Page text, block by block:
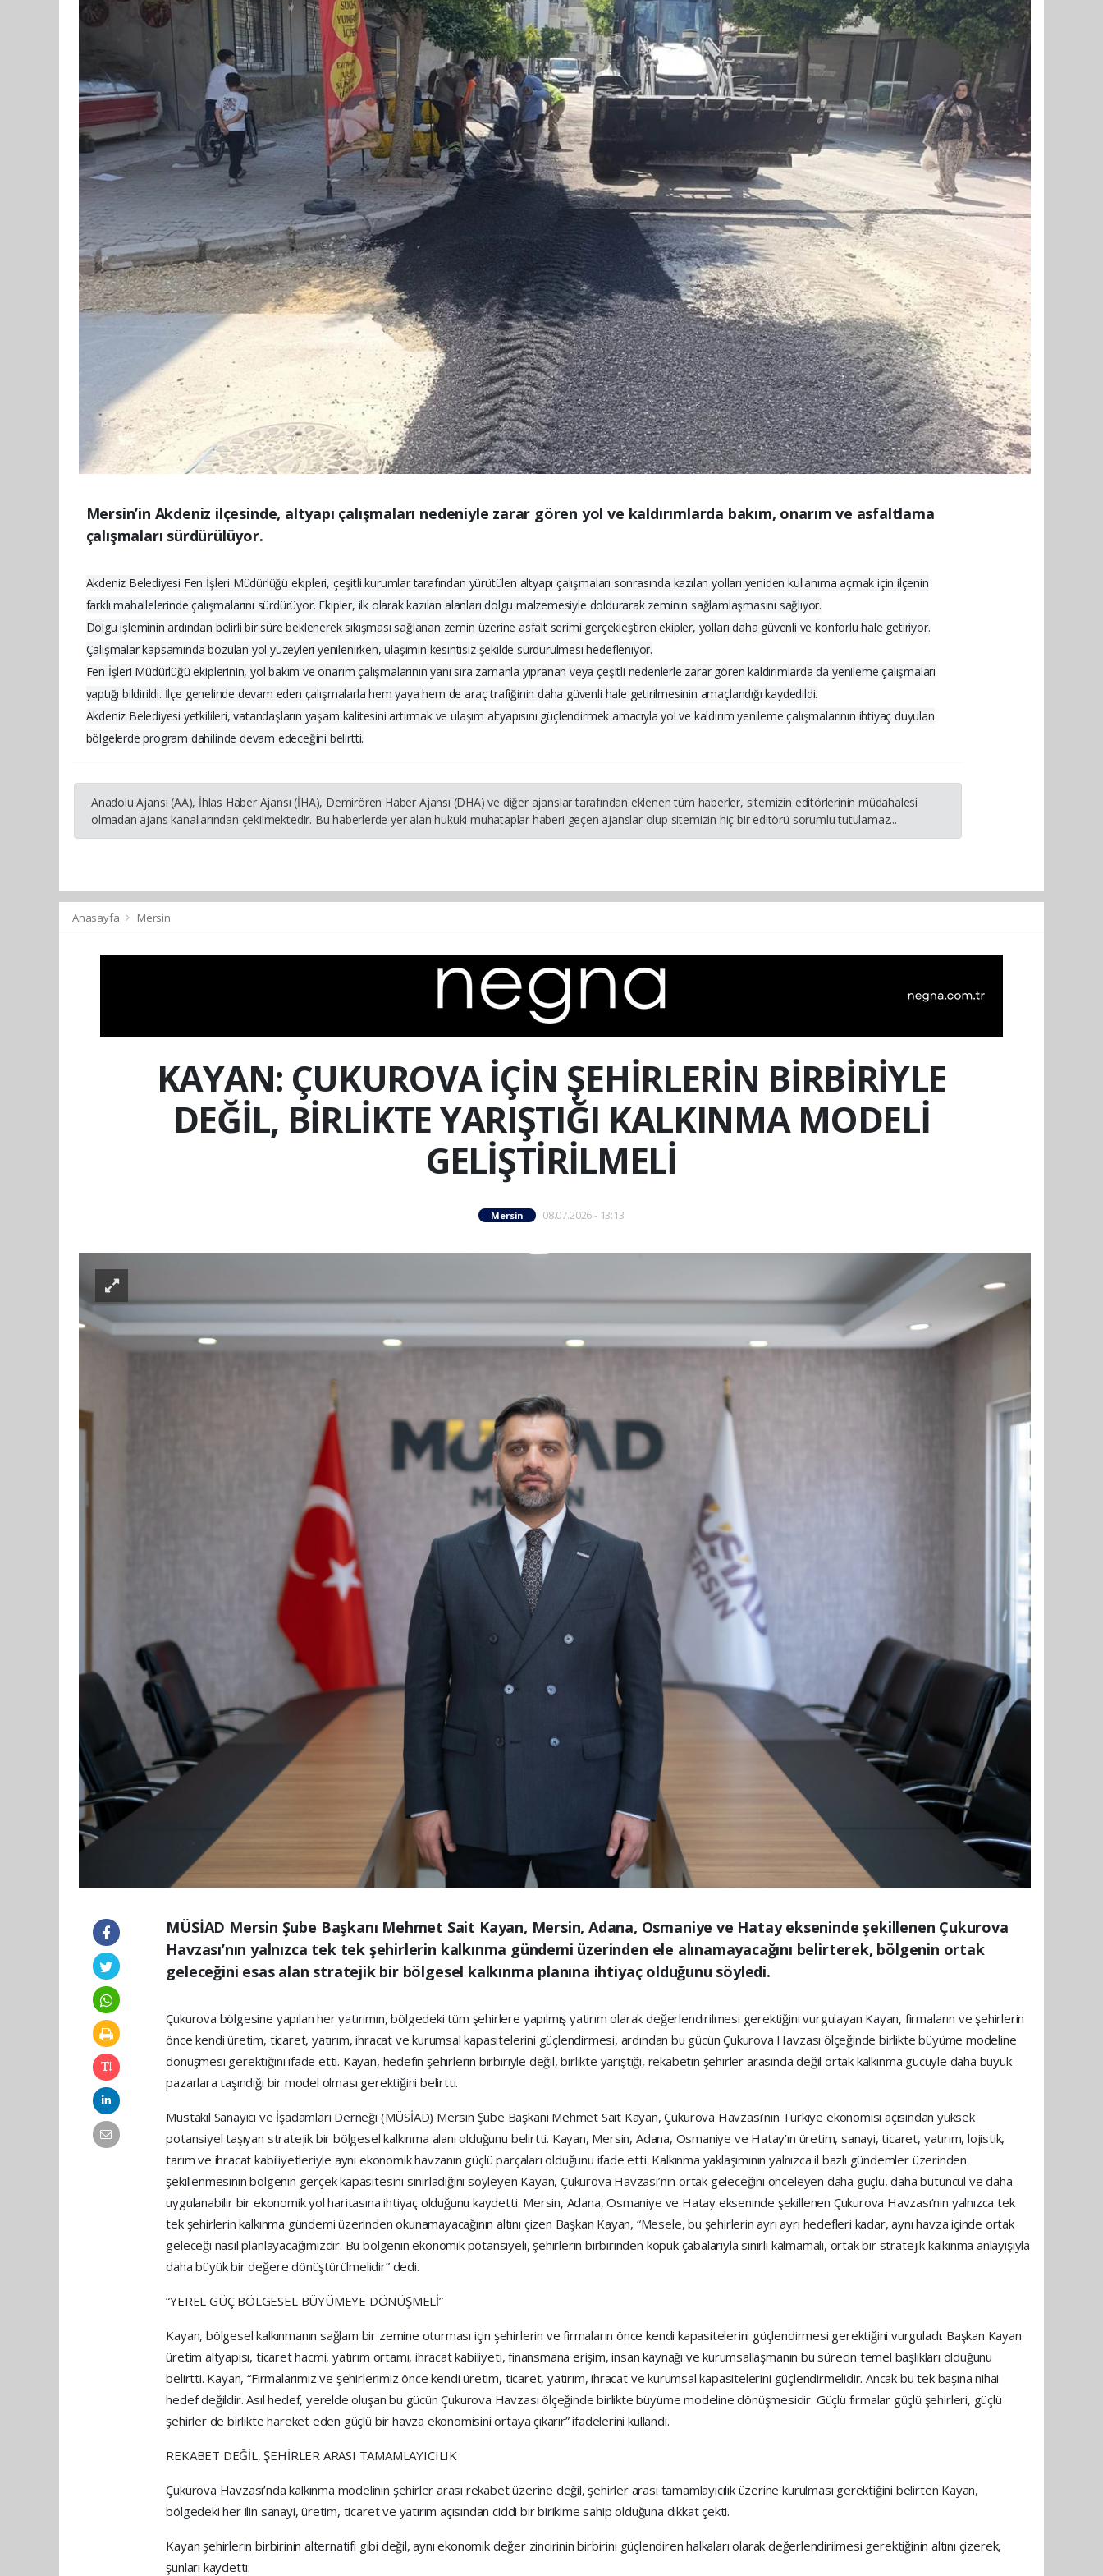
Mersin’in Akdeniz ilçesinde, altyapı çalışmaları nedeniyle zarar gören yol ve kaldırımlarda bakım, onarım ve asfaltlama
çalışmaları sürdürülüyor.
Akdeniz Belediyesi Fen İşleri Müdürlüğü ekipleri, çeşitli kurumlar tarafından yürütülen altyapı çalışmaları sonrasında kazılan yolları yeniden kullanıma açmak için ilçenin
farklı mahallelerinde çalışmalarını sürdürüyor. Ekipler, ilk olarak kazılan alanları dolgu malzemesiyle doldurarak zeminin sağlamlaşmasını sağlıyor.
Dolgu işleminin ardından belirli bir süre beklenerek sıkışması sağlanan zemin üzerine asfalt serimi gerçekleştiren ekipler, yolları daha güvenli ve konforlu hale getiriyor.
Çalışmalar kapsamında bozulan yol yüzeyleri yenilenirken, ulaşımın kesintisiz şekilde sürdürülmesi hedefleniyor.
Fen İşleri Müdürlüğü ekiplerinin, yol bakım ve onarım çalışmalarının yanı sıra zamanla yıpranan veya çeşitli nedenlerle zarar gören kaldırımlarda da yenileme çalışmaları
yaptığı bildirildi. İlçe genelinde devam eden çalışmalarla hem yaya hem de araç trafiğinin daha güvenli hale getirilmesinin amaçlandığı kaydedildi.
Akdeniz Belediyesi yetkilileri, vatandaşların yaşam kalitesini artırmak ve ulaşım altyapısını güçlendirmek amacıyla yol ve kaldırım yenileme çalışmalarının ihtiyaç duyulan
bölgelerde program dahilinde devam edeceğini belirtti.
Anadolu Ajansı (AA), İhlas Haber Ajansı (İHA), Demirören Haber Ajansı (DHA) ve diğer ajanslar tarafından eklenen tüm haberler, sitemizin editörlerinin müdahalesi
olmadan ajans kanallarından çekilmektedir. Bu haberlerde yer alan hukuki muhataplar haberi geçen ajanslar olup sitemizin hiç bir editörü sorumlu tutulamaz...
Anasayfa Mersin
KAYAN: ÇUKUROVA İÇİN ŞEHİRLERİN BİRBİRİYLE
DEĞİL, BİRLİKTE YARIŞTIĞI KALKINMA MODELİ
GELİŞTİRİLMELİ
Mersin 08.07.2026 - 13:13
MÜSİAD Mersin Şube Başkanı Mehmet Sait Kayan, Mersin, Adana, Osmaniye ve Hatay ekseninde şekillenen Çukurova
Havzası’nın yalnızca tek tek şehirlerin kalkınma gündemi üzerinden ele alınamayacağını belirterek, bölgenin ortak
geleceğini esas alan stratejik bir bölgesel kalkınma planına ihtiyaç olduğunu söyledi.
Çukurova bölgesine yapılan her yatırımın, bölgedeki tüm şehirlere yapılmış yatırım olarak değerlendirilmesi gerektiğini vurgulayan Kayan, firmaların ve şehirlerin
önce kendi üretim, ticaret, yatırım, ihracat ve kurumsal kapasitelerini güçlendirmesi, ardından bu gücün Çukurova Havzası ölçeğinde birlikte büyüme modeline
dönüşmesi gerektiğini ifade etti. Kayan, hedefin şehirlerin birbiriyle değil, birlikte yarıştığı, rekabetin şehirler arasında değil ortak kalkınma gücüyle daha büyük
pazarlara taşındığı bir model olması gerektiğini belirtti.
Müstakil Sanayici ve İşadamları Derneği (MÜSİAD) Mersin Şube Başkanı Mehmet Sait Kayan, Çukurova Havzası’nın Türkiye ekonomisi açısından yüksek
potansiyel taşıyan stratejik bir bölgesel kalkınma alanı olduğunu belirtti. Kayan, Mersin, Adana, Osmaniye ve Hatay’ın üretim, sanayi, ticaret, yatırım, lojistik,
tarım ve ihracat kabiliyetleriyle aynı ekonomik havzanın güçlü parçaları olduğunu ifade etti. Kalkınma yaklaşımının yalnızca il bazlı gündemler üzerinden
şekillenmesinin bölgenin gerçek kapasitesini sınırladığını söyleyen Kayan, Çukurova Havzası’nın ortak geleceğini önceleyen daha güçlü, daha bütüncül ve daha
uygulanabilir bir ekonomik yol haritasına ihtiyaç olduğunu kaydetti. Mersin, Adana, Osmaniye ve Hatay ekseninde şekillenen Çukurova Havzası’nın yalnızca tek
tek şehirlerin kalkınma gündemi üzerinden okunamayacağının altını çizen Başkan Kayan, “Mesele, bu şehirlerin ayrı ayrı hedefleri kadar, aynı havza içinde ortak
geleceği nasıl planlayacağımızdır. Bu bölgenin ekonomik potansiyeli, şehirlerin birbirinden kopuk çabalarıyla sınırlı kalmamalı, ortak bir stratejik kalkınma anlayışıyla
daha büyük bir değere dönüştürülmelidir” dedi.
“YEREL GÜÇ BÖLGESEL BÜYÜMEYE DÖNÜŞMELİ”
Kayan, bölgesel kalkınmanın sağlam bir zemine oturması için şehirlerin ve firmaların önce kendi kapasitelerini güçlendirmesi gerektiğini vurguladı. Başkan Kayan
üretim altyapısı, ticaret hacmi, yatırım ortamı, ihracat kabiliyeti, finansmana erişim, insan kaynağı ve kurumsallaşmanın bu sürecin temel başlıkları olduğunu
belirtti. Kayan, “Firmalarımız ve şehirlerimiz önce kendi üretim, ticaret, yatırım, ihracat ve kurumsal kapasitelerini güçlendirmelidir. Ancak bu tek başına nihai
hedef değildir. Asıl hedef, yerelde oluşan bu gücün Çukurova Havzası ölçeğinde birlikte büyüme modeline dönüşmesidir. Güçlü firmalar güçlü şehirleri, güçlü
şehirler de birlikte hareket eden güçlü bir havza ekonomisini ortaya çıkarır” ifadelerini kullandı.
REKABET DEĞİL, ŞEHİRLER ARASI TAMAMLAYICILIK
Çukurova Havzası’nda kalkınma modelinin şehirler arası rekabet üzerine değil, şehirler arası tamamlayıcılık üzerine kurulması gerektiğini belirten Kayan,
bölgedeki her ilin sanayi, üretim, ticaret ve yatırım açısından ciddi bir birikime sahip olduğuna dikkat çekti.
Kayan şehirlerin birbirinin alternatifi gibi değil, aynı ekonomik değer zincirinin birbirini güçlendiren halkaları olarak değerlendirilmesi gerektiğinin altını çizerek,
şunları kaydetti: